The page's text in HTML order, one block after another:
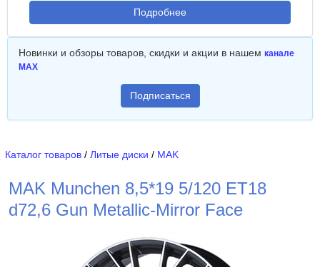
Подробнее
Новинки и обзоры товаров, скидки и акции в нашем канале
MAX
Подписаться
Каталог товаров / Литые диски / MAK
MAK Munchen 8,5*19 5/120 ET18
d72,6 Gun Metallic-Mirror Face